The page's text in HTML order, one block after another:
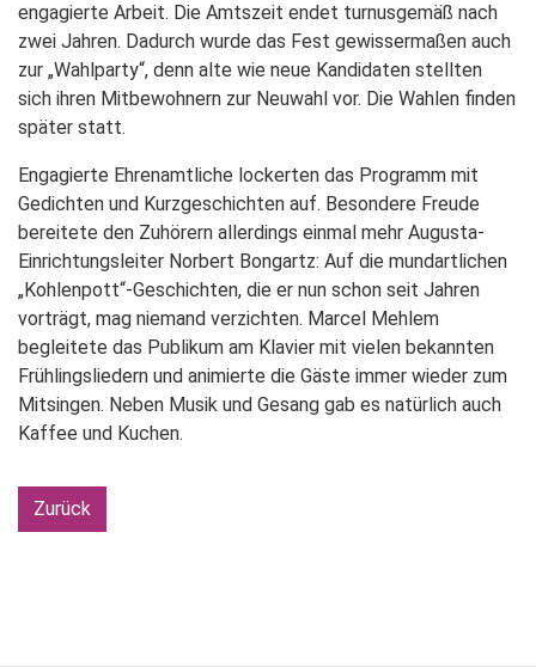
engagierte Arbeit. Die Amtszeit endet turnusgemäß nach
zwei Jahren. Dadurch wurde das Fest gewissermaßen auch
zur „Wahlparty“, denn alte wie neue Kandidaten stellten
sich ihren Mitbewohnern zur Neuwahl vor. Die Wahlen finden
später statt.
Engagierte Ehrenamtliche lockerten das Programm mit
Gedichten und Kurzgeschichten auf. Besondere Freude
bereitete den Zuhörern allerdings einmal mehr Augusta-
Einrichtungsleiter Norbert Bongartz: Auf die mundartlichen
„Kohlenpott“-Geschichten, die er nun schon seit Jahren
vorträgt, mag niemand verzichten. Marcel Mehlem
begleitete das Publikum am Klavier mit vielen bekannten
Frühlingsliedern und animierte die Gäste immer wieder zum
Mitsingen. Neben Musik und Gesang gab es natürlich auch
Kaffee und Kuchen.
Zurück